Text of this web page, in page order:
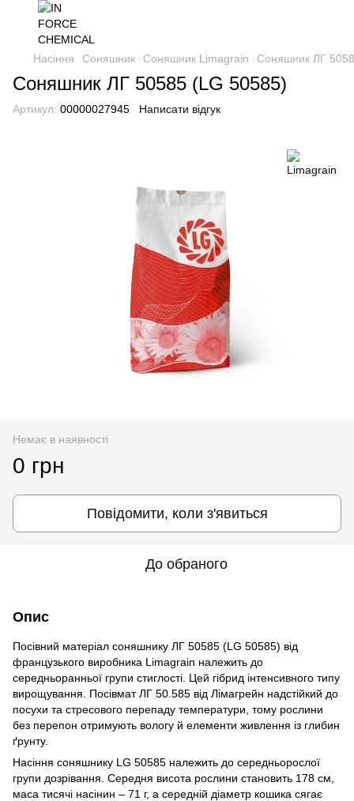
Насіння Соняшник Соняшник Limagrain Соняшник ЛГ
Соняшник ЛГ 50585 (LG 50585)
Артикул: 00000027945 Написати відгук
Немає в наявності
0 грн
Повідомити, коли з'явиться
До обраного
Опис
Посівний матеріал соняшнику ЛГ 50585 (LG 50585) від
французького виробника Limagrain належить до
середньоранньої групи стиглості. Цей гібрид інтенсивного типу
вирощування. Посівмат ЛГ 50.585 від Лімагрейн надстійкий до
посухи та стресового перепаду температури, тому рослини
без перепон отримують вологу й елементи живлення із глибин
ґрунту.
Насіння соняшнику LG 50585 належить до середньорослої
групи дозрівання. Середня висота рослини становить 178 см,
маса тисячі насінин – 71 г, а середній діаметр кошика сягає